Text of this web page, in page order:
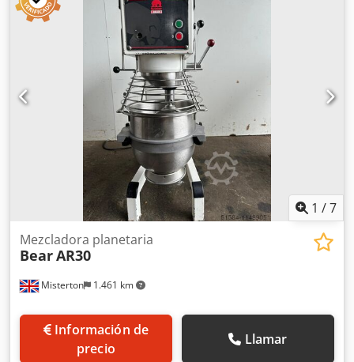
Accionamiento de la mezcladora: 7/9 kW, 380 V, 970/1475
rpm (accionamiento mediante caja de engranajes)
Dcsdpfewr Dhcex Akcok Accionamiento de la trituradora
gruesa: 5,5 kW, 380 V, 1475 rpm Incluye: puerta de
inspección lateral de 640 x 550 mm y panel de control
1 /7
Misterton 1.461 km
Mezcladora planetaria
BearAR30
Información de
precio
Llamar